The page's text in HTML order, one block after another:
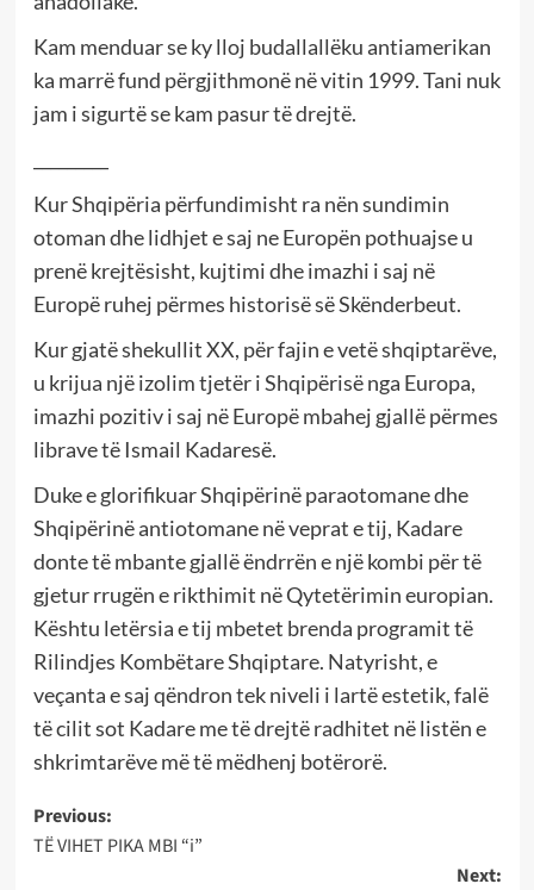
Kam menduar se ky lloj budallallëku antiamerikan
ka marrë fund përgjithmonë në vitin 1999. Tani nuk
jam i sigurtë se kam pasur të drejtë.
Kur Shqipëria përfundimisht ra nën sundimin
otoman dhe lidhjet e saj ne Europën pothuajse u
prenë krejtësisht, kujtimi dhe imazhi i saj në
Europë ruhej përmes historisë së Skënderbeut.
Kur gjatë shekullit XX, për fajin e vetë shqiptarëve,
u krijua një izolim tjetër i Shqipërisë nga Europa,
imazhi pozitiv i saj në Europë mbahej gjallë përmes
librave të Ismail Kadaresë.
Duke e glorifikuar Shqipërinë paraotomane dhe
Shqipërinë antiotomane në veprat e tij, Kadare
donte të mbante gjallë ëndrrën e një kombi për të
gjetur rrugën e rikthimit në Qytetërimin europian.
Kështu letërsia e tij mbetet brenda programit të
Rilindjes Kombëtare Shqiptare. Natyrisht, e
veçanta e saj qëndron tek niveli i lartë estetik, falë
të cilit sot Kadare me të drejtë radhitet në listën e
shkrimtarëve më të mëdhenj botërorë.
Post
navigation
Previous:
TË VIHET PIKA MBI “i”
Next: